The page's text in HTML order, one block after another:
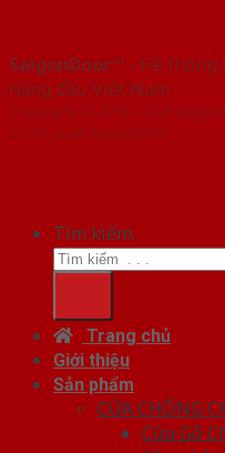
SaigonDoor™ - Hệ thống
hàng đầu Việt Nam
Copyright ⓒ 2016 – 2026
vị chủ quản SaigonDoor
Tìm kiếm:
Trang chủ
Giới thiệu
Sản phẩm
CỬA CHỐNG
Cửa Gỗ